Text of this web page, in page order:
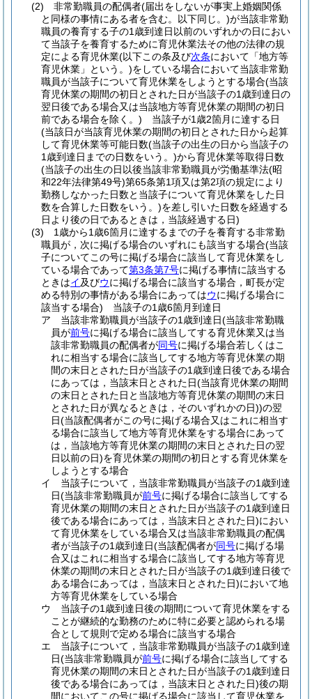
(2)
非常勤職員の配偶者(届出をしないが事実上婚姻関係
と同様の事情にある者を含む。以下同じ。)が当該非常勤
職員の養育する子の1歳到達日以前のいずれかの日におい
て当該子を養育するために育児休業法その他の法律の規
定による育児休業(以下この条及び次条において「地方等
育児休業」という。)をしている場合において当該非常勤
職員が当該子について育児休業をしようとする場合(当該
育児休業の期間の初日とされた日が当該子の1歳到達日の
翌日後である場合又は当該地方等育児休業の期間の初日
前である場合を除く。) 当該子が1歳2箇月に達する日
(当該日が当該育児休業の期間の初日とされた日から起算
して育児休業等可能日数(当該子の出生の日から当該子の
1歳到達日までの日数をいう。)から育児休業等取得日数
(当該子の出生の日以後当該非常勤職員が労働基準法(昭
和22年法律第49号)第65条第1項又は第2項の規定により
勤務しなかった日数と当該子について育児休業をした日
数を合算した日数をいう。)を差し引いた日数を経過する
日より後の日であるときは，当該経過する日)
(3)
1歳から1歳6箇月に達するまでの子を養育する非常勤
職員が，次に掲げる場合のいずれにも該当する場合(当該
子についてこの号に掲げる場合に該当して育児休業をし
ている場合であって第3条第7号に掲げる事情に該当する
ときはイ及びウに掲げる場合に該当する場合，町長が定
める特別の事情がある場合にあってはウに掲げる場合に
該当する場合) 当該子の1歳6箇月到達日
ア
当該非常勤職員が当該子の1歳到達日(当該非常勤職
員が前号に掲げる場合に該当してする育児休業又は当
該非常勤職員の配偶者が同号に掲げる場合若しくはこ
れに相当する場合に該当してする地方等育児休業の期
間の末日とされた日が当該子の1歳到達日後である場合
にあっては，当該末日とされた日(当該育児休業の期間
の末日とされた日と当該地方等育児休業の期間の末日
とされた日が異なるときは，そのいずれかの日))の翌
日(当該配偶者がこの号に掲げる場合又はこれに相当す
る場合に該当して地方等育児休業をする場合にあって
は，当該地方等育児休業の期間の末日とされた日の翌
日以前の日)を育児休業の期間の初日とする育児休業を
しようとする場合
イ
当該子について，当該非常勤職員が当該子の1歳到達
日(当該非常勤職員が前号に掲げる場合に該当してする
育児休業の期間の末日とされた日が当該子の1歳到達日
後である場合にあっては，当該末日とされた日)におい
て育児休業をしている場合又は当該非常勤職員の配偶
者が当該子の1歳到達日(当該配偶者が同号に掲げる場
合又はこれに相当する場合に該当してする地方等育児
休業の期間の末日とされた日が当該子の1歳到達日後で
ある場合にあっては，当該末日とされた日)において地
方等育児休業をしている場合
ウ
当該子の1歳到達日後の期間について育児休業をする
ことが継続的な勤務のために特に必要と認められる場
合として規則で定める場合に該当する場合
エ
当該子について，当該非常勤職員が当該子の1歳到達
日(当該非常勤職員が前号に掲げる場合に該当してする
育児休業の期間の末日とされた日が当該子の1歳到達日
後である場合にあっては，当該末日とされた日)後の期
間においてこの号に掲げる場合に該当して育児休業を